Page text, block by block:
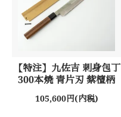
【特注】九佐吉 刺身包丁
300本焼 青片刃 紫檀柄
105,600円(内税)